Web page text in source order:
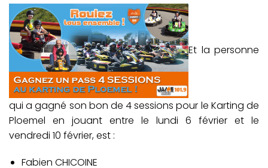
Et la personne
qui a gagné son bon de 4 sessions pour le Karting de
Ploemel en jouant entre le lundi 6 février et le
vendredi 10 février, est :
Fabien CHICOINE